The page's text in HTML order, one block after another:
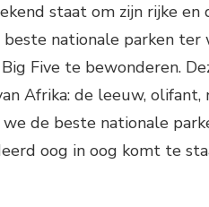
staat om zijn rijke
nationale parken ter
Five te bewonderen.
Afrika: de leeuw,
de beste nationale
oog in oog komt te